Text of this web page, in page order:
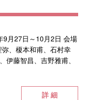
9月27日～10月2日 会場
、榎本和甫、石村幸
伊藤智昌、吉野雅甫、
詳 細